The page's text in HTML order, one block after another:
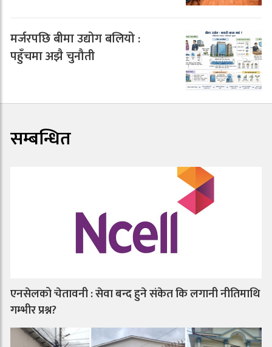
मर्जरपछि बीमा उद्योग बलियो :
पहुँचमा अझै चुनौती
सम्बन्धित
एनसेलको चेतावनी : सेवा बन्द हुने संकेत कि लगानी नीतिमाथि
गम्भीर प्रश्न?